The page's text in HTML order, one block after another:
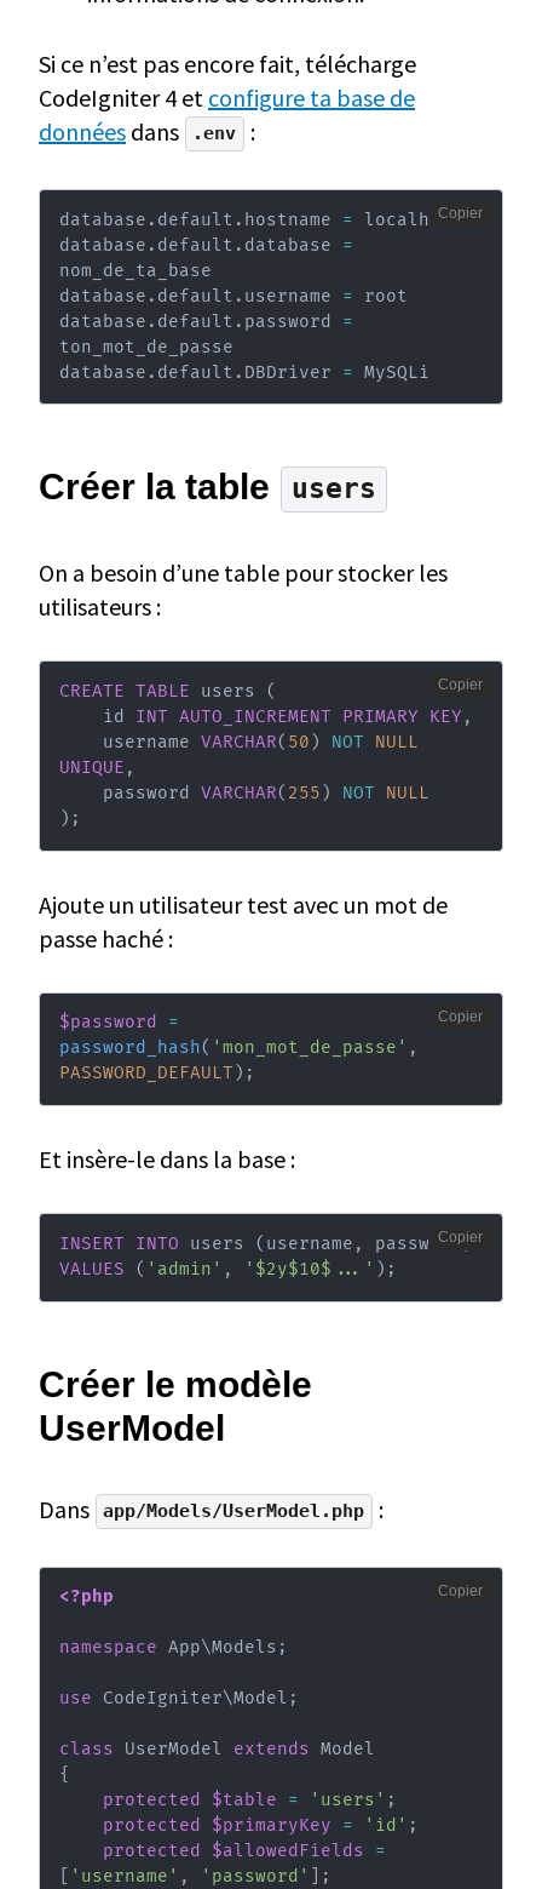
Si ce n’est pas encore fait, télécharge
CodeIgniter 4 et configure ta base de
données dans .env :
database.default.hostname =
localhost
database.default.database =
nom_de_ta_base
database.default.username =
root
database.default.password =
ton_mot_de_passe
database.default.DBDriver = MySQLi
Copier
Créer la table users
On a besoin d’une table pour stocker les
utilisateurs :
CREATE TABLE users (
    id
INT AUTO_INCREMENT PRIMARY KEY ,
    username
VARCHAR( 50 ) NOT
NULL
UNIQUE ,
    password
VARCHAR( 255 ) NOT
NULL
) ;
Copier
Ajoute un utilisateur test avec un mot de
passe haché :
$password
=
password_hash( 'mon_mot_de_passe' ,
PASSWORD_DEFAULT ) ;
Copier
Et insère-le dans la base :
INSERT INTO users ( username , password)
VALUES
( 'admin' , '$2y$10$...' ) ;
Copier
Créer le modèle
UserModel
Dans app/Models/UserModel.php :
<?php
namespace App\Models ;
use CodeIgniter\Model ;
class UserModel extends Model
{
protected
$table = 'users' ;
protected
$primaryKey = 'id' ;
protected
$allowedFields
=
'username' , 'password' ;
Copier